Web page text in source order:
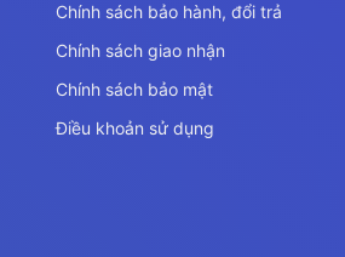
Chính sách bảo hành, đổi trả
Chính sách giao nhận
Chính sách bảo mật
Điều khoản sử dụng